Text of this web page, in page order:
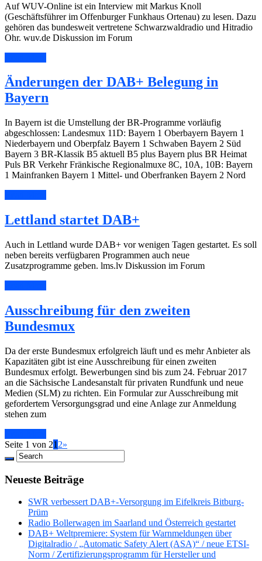
Auf WUV-Online ist ein Interview mit Markus Knoll
(Geschäftsführer im Offenburger Funkhaus Ortenau) zu lesen. Dazu
gehören das bundesweit vertretene Schwarzwaldradio und Hitradio
Ohr. wuv.de Diskussion im Forum
Änderungen der DAB+ Belegung in
Bayern
In Bayern ist die Umstellung der BR-Programme vorläufig
abgeschlossen: Landesmux 11D: Bayern 1 Oberbayern Bayern 1
Niederbayern und Oberpfalz Bayern 1 Schwaben Bayern 2 Süd
Bayern 3 BR-Klassik B5 aktuell B5 plus Bayern plus BR Heimat
Puls BR Verkehr Fränkische Regionalmuxe 8C, 10A, 10B: Bayern
1 Mainfranken Bayern 1 Mittel- und Oberfranken Bayern 2 Nord
Lettland startet DAB+
Auch in Lettland wurde DAB+ vor wenigen Tagen gestartet. Es soll
neben bereits verfügbaren Programmen auch neue
Zusatzprogramme geben. lms.lv Diskussion im Forum
Ausschreibung für den zweiten
Bundesmux
Da der erste Bundesmux erfolgreich läuft und es mehr Anbieter als
Kapazitäten gibt ist eine Ausschreibung für einen zweiten
Bundesmux erfolgt. Bewerbungen sind bis zum 24. Februar 2017
an die Sächsische Landesanstalt für privaten Rundfunk und neue
Medien (SLM) zu richten. Ein Formular zur Ausschreibung mit
gefordertem Versorgungsgrad und eine Anlage zur Anmeldung
stehen zum
Seite 1 von 21 2»
Neueste Beiträge
SWR verbessert DAB+-Versorgung im Eifelkreis Bitburg-
Prüm
Radio Bollerwagen im Saarland und Österreich gestartet
DAB+ Weltpremiere: System für Warnmeldungen über
Digitalradio / „Automatic Safety Alert (ASA)“ / neue ETSI-
Norm / Zertifizierungsprogramm für Hersteller und